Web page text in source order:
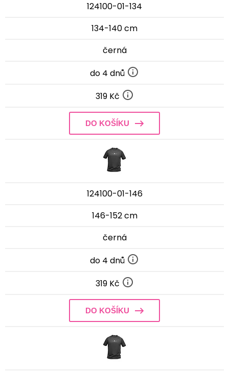
124100-01-134
134-140 cm
černá
do 4 dnů
319 Kč
DO KOŠÍKU
124100-01-146
146-152 cm
černá
do 4 dnů
319 Kč
DO KOŠÍKU